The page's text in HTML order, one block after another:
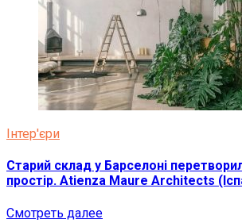
Інтер'єри
Старий склад у Барселоні
простір. Atienza Maure Architects
Смотреть далее